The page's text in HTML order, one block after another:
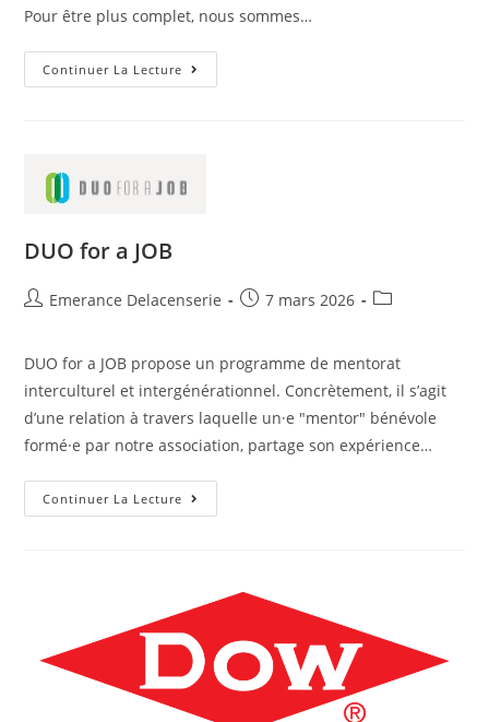
Pour être plus complet, nous sommes…
Continuer La Lecture
DUO for a JOB
Emerance Delacenserie 7 mars 2026
DUO for a JOB propose un programme de mentorat
interculturel et intergénérationnel. Concrètement, il s’agit
d’une relation à travers laquelle un·e "mentor" bénévole
formé·e par notre association, partage son expérience…
Continuer La Lecture